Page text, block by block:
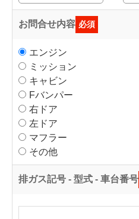
お問合せ内容 必須
エンジン
ミッション
キャビン
Fバンパー
右ドア
左ドア
マフラー
その他
排ガス記号 - 型式 - 車台番号